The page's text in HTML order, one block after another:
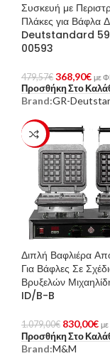
Συσκευή με
Πλάκες για Βάφλα
Deutstandard
00593
479,57€ 368,90€ με
Προσθήκη Στο
Brand:GR-
-23%
Διπλή Βαφλιέρα
Για Βάφλες Σε
Βρυξελών
ID/B-B
1.079,00€ 830,00€
Προσθήκη Στο
Brand:M&M